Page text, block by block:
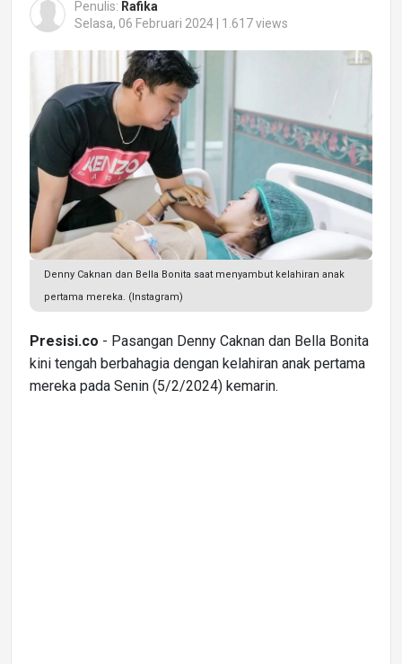
Penulis: Rafika
Selasa, 06 Februari 2024 | 1.617 views
Denny Caknan dan Bella Bonita saat menyambut kelahiran anak
pertama mereka. (Instagram)
Presisi.co - Pasangan Denny Caknan dan Bella Bonita
kini tengah berbahagia dengan kelahiran anak pertama
mereka pada Senin (5/2/2024) kemarin.